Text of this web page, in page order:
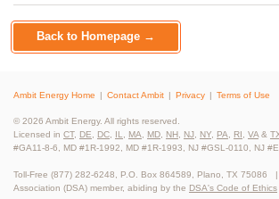
Back to Homepage →
Ambit Energy Home Contact Ambit Privacy Terms of Use
© 2026 Ambit Energy. All rights reserved.
Licensed in CT, DE DC IL MA MD NH NJ NY PA RI VA &
#GA11-8-6, MD #1R-1992, MD #1R-1993, NJ #GSL-0110, NJ
Toll-Free (877) 282-6248, P.O. Box 864589, Plano, TX 75086
Association (DSA) member, abiding by the DSA's Code of Ethics